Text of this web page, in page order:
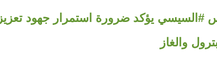
#السيسي يؤكد ضرورة استمرار جهود تعزيز
والغاز